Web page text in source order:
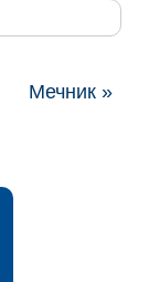
Мечник »